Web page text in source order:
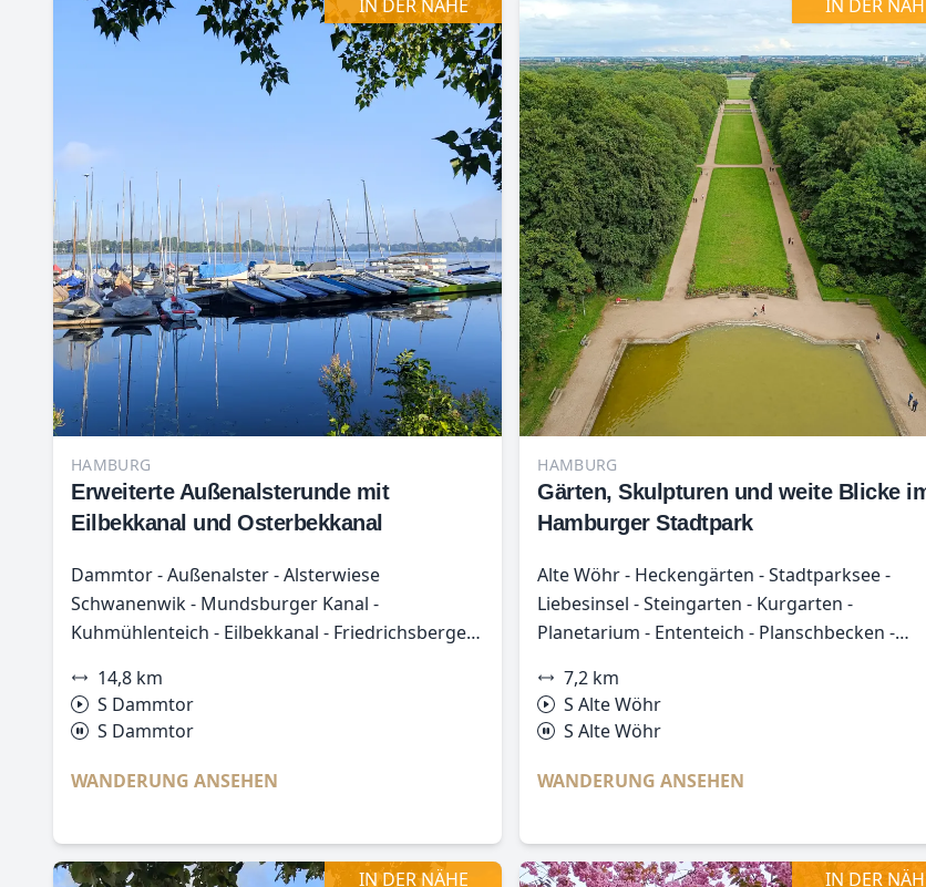
IN DER NÄHE
HAMBURG
Erweiterte Außenalsterunde mit
Eilbekkanal und Osterbekkanal
Dammtor - Außenalster - Alsterwiese
Schwanenwik - Mundsburger Kanal -
Kuhmühlenteich - Eilbekkanal - Friedrichsberger
Osterbekkanal - Außenalster - Dammtor
14,8 km
S Dammtor
S Dammtor
WANDERUNG ANSEHEN
IN DER
HAMBURG
Gärten, Skulpturen und weite Blicke
Hamburger Stadtpark
Alte Wöhr - Heckengärten - Stadtparksee -
Liebesinsel - Steingarten - Kurgarten -
Planetarium - Ententeich - Planschbecken -
7,2 km
S Alte Wöhr
S Alte Wöhr
WANDERUNG ANSEHEN
IN DER NÄHE IN DER